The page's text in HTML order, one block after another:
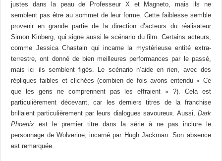
justes dans la peau de Professeur X et Magneto, mais ils ne
semblent pas être au sommet de leur forme. Cette faiblesse semble
provenir en grande partie de la direction d’acteurs du réalisateur
Simon Kinberg, qui signe aussi le scénario du film. Certains acteurs,
comme Jessica Chastain qui incarne la mystérieuse entité extra-
terrestre, ont donné de bien meilleures performances par le passé,
mais ici ils semblent figés. Le scénario n’aide en rien, avec des
répliques faibles et clichées (combien de fois avons entendu « Ce
que les gens ne comprennent pas les effraient » ?). Cela est
particulièrement décevant, car les derniers titres de la franchise
brillaient particulièrement par leurs dialogues savoureux. Aussi, Dark
Phoenix est le premier titre dans la série à ne pas inclure le
personnage de Wolverine, incarné par Hugh Jackman. Son absence
est remarquée.